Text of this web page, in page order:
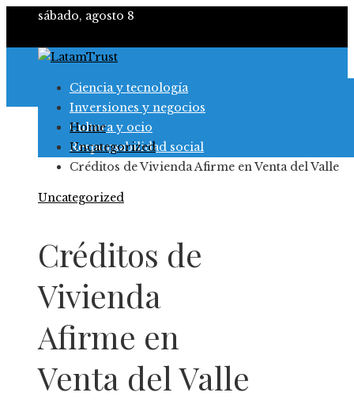
sábado, agosto 8
Ciencia y tecnología
Inversiones y negocios
Cultura y ocio
Responsabilidad social
Home
Uncategorized
Créditos de Vivienda Afirme en Venta del Valle
Uncategorized
Créditos de
Vivienda
Afirme en
Venta del Valle